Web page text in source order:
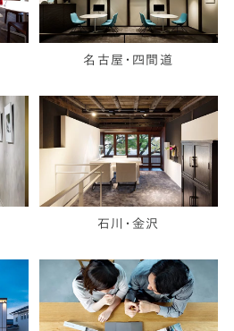
名古屋・四間道
石川・金沢